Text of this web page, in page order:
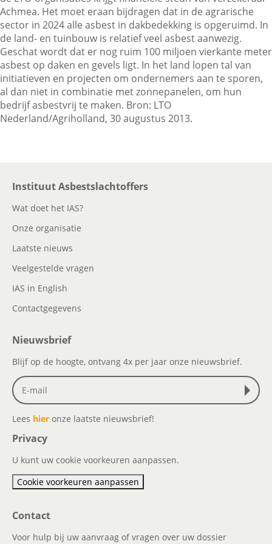
Contactgegevens
Zoeken
Achmea. Het moet eraan bijdragen dat in de agrarische
sector in 2024 alle asbest in dakbedekking is opgeruimd. In
de land- en tuinbouw is relatief veel asbest aanwezig.
Geschat wordt dat er nog ruim 100 miljoen vierkante meter
asbest op daken en gevels ligt. In het land lopen tal van
initiatieven en projecten om ondernemers aan te sporen,
al dan niet in combinatie met zonnepanelen, om hun
bedrijf asbestvrij te maken. Bron: LTO
Nederland/Agriholland, 30 augustus 2013.
Instituut Asbestslachtoffers
Wat doet het IAS?
Onze organisatie
Laatste nieuws
Veelgestelde vragen
IAS in English
Contactgegevens
Nieuwsbrief
Blijf op de hoogte, ontvang 4x per jaar onze nieuwsbrief.
Lees hier onze laatste nieuwsbrief!
Privacy
U kunt uw cookie voorkeuren aanpassen.
Cookie voorkeuren aanpassen
Contact
Voor hulp bij uw aanvraag of vragen over uw dossier